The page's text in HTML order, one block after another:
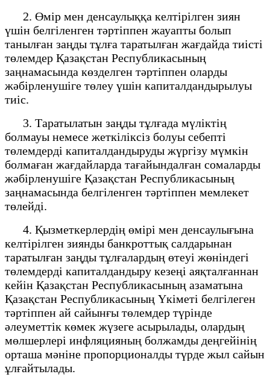
2. Өмір мен денсаулыққа келтiрiлген зиян
үшiн белгіленген тәртiппен жауапты болып
танылған заңды тұлға таратылған жағдайда тиiстi
төлемдер Қазақстан Республикасының
заңнамасында көзделген тәртіппен оларды
жәбiрленушiге төлеу үшiн капиталдандырылуы
тиіс.
3. Таратылатын заңды тұлғада мүлiктiң
болмауы немесе жеткiлiксiз болуы себептi
төлемдердi капиталдандыруды жүргiзу мүмкiн
болмаған жағдайларда тағайындалған сомаларды
жәбiрленушiге Қазақстан Республикасының
заңнамасында белгiленген тәртiппен мемлекет
төлейдi.
4. Қызметкерлердің өмірі мен денсаулығына
келтірілген зиянды банкроттық салдарынан
таратылған заңды тұлғалардың өтеуі жөніндегі
төлемдерді капиталдандыру кезеңі аяқталғаннан
кейін Қазақстан Республикасының азаматына
Қазақстан Республикасының Үкіметі белгілеген
тәртіппен ай сайынғы төлемдер түрінде
әлеуметтік көмек жүзеге асырылады, олардың
мөлшерлері инфляцияның болжамды деңгейінің
орташа мәніне пропорционалды түрде жыл сайын
ұлғайтылады.